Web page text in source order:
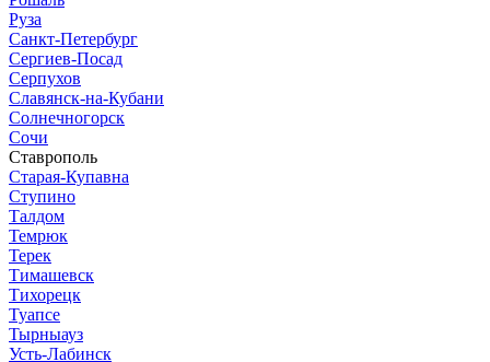
Руза
Санкт-Петербург
Сергиев-Посад
Серпухов
Славянск-на-Кубани
Солнечногорск
Сочи
Ставрополь
Старая-Купавна
Ступино
Талдом
Темрюк
Терек
Тимашевск
Тихорецк
Туапсе
Тырныауз
Усть-Лабинск